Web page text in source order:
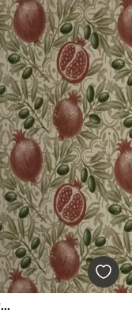
Tapeten Granatapfel- und Olivenzweige auf ornamentalem Hintergrund